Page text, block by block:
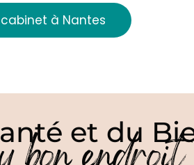
à Nantes
et du